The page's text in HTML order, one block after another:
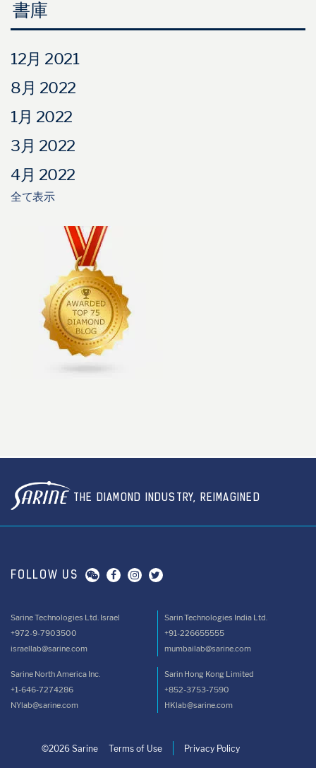
書庫
12月 2021
8月 2022
1月 2022
3月 2022
4月 2022
全て表示
THE DIAMOND INDUSTRY, REIMAGINED
FOLLOW US
Sarine Technologies Ltd. Israel
+972-9-7903500
israellab@sarine.com
Sarin Technologies India Ltd.
+91-226655555
mumbailab@sarine.com
Sarine North America Inc.
+1-646-7274286
NYlab@sarine.com
Sarin Hong Kong Limited
+852-3753-7590
HKlab@sarine.com
©2026 Sarine Terms of Use Privacy Policy